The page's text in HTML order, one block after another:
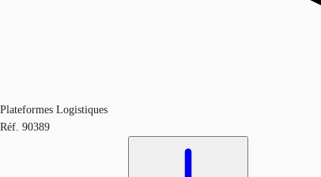
Plateformes Logistiques
Réf. 90389